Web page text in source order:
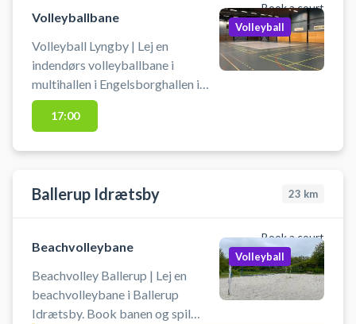
Book a court
Volleyballbane
Volleyball Lyngby | Lej en
indendørs volleyballbane i
multihallen i Engelsborghallen i
Lyngby. Der er mulighed for
omklædning.
Volleyball
17:00
Ballerup Idrætsby 23 km
Book a court
Beachvolleybane
Beachvolley Ballerup | Lej en
beachvolleybane i Ballerup
Idrætsby. Book banen og spil
Volleyball